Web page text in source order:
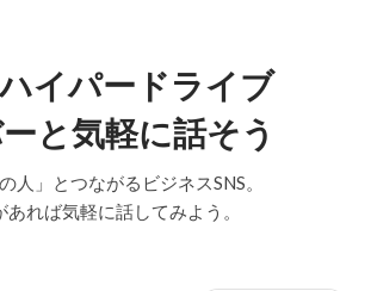
イパードライブ
と気軽に話そう
人」とつながるビジネスSNS。
れば気軽に話してみよう。